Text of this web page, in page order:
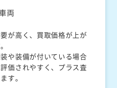
両
が高く、買取価格が上が
や装備が付いている場合
価されやすく、プラス査
す。